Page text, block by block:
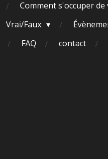
Comment s'occuper
Vrai/Faux
FAQ
contact